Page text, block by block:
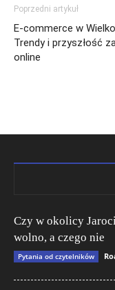
Poprzedni artykuł
E-commerce w
Trendy i przyszłość
online
Czy w okolicy
wolno, a czego nie
Pytania od czytelników